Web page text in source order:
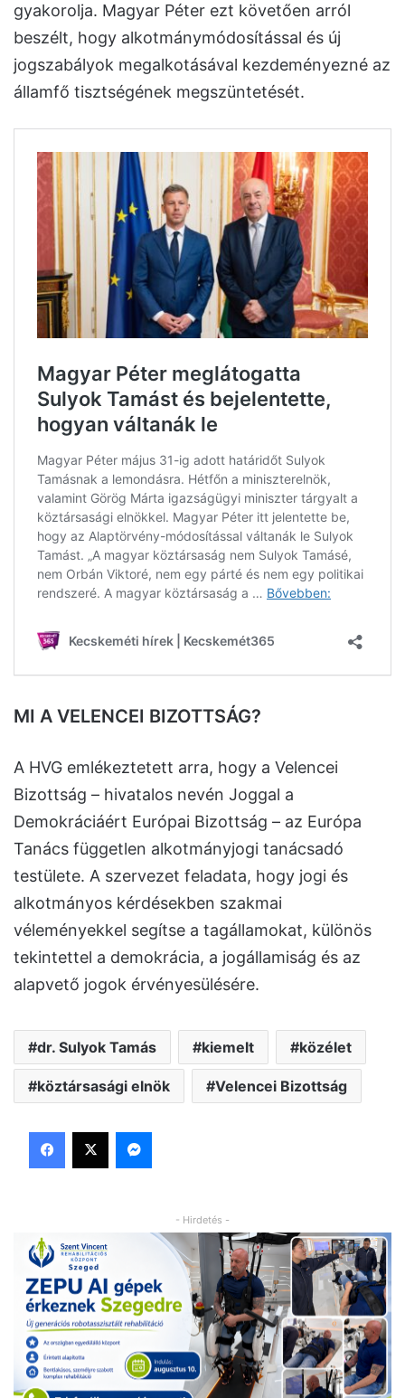
gyakorolja. Magyar Péter ezt követően arról
beszélt, hogy alkotmánymódosítással és új
jogszabályok megalkotásával kezdeményezné az
államfő tisztségének megszüntetését.
MI A VELENCEI BIZOTTSÁG?
A HVG emlékeztetett arra, hogy a Velencei
Bizottság – hivatalos nevén Joggal a
Demokráciáért Európai Bizottság – az Európa
Tanács független alkotmányjogi tanácsadó
testülete. A szervezet feladata, hogy jogi és
alkotmányos kérdésekben szakmai
véleményekkel segítse a tagállamokat, különös
tekintettel a demokrácia, a jogállamiság és az
alapvető jogok érvényesülésére.
dr. Sulyok Tamás kiemelt közélet
köztársasági elnök Velencei Bizottság
Facebook
X Messenger
- Hirdetés -